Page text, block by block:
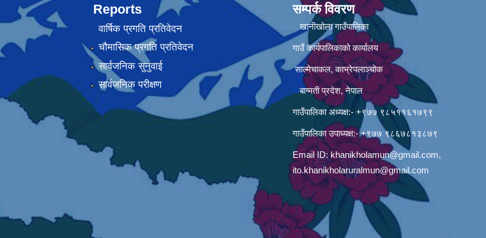
Reports
वार्षिक प्रगति प्रतिवेदन
चौमासिक प्रगति प्रतिवेदन
सार्वजनिक सुनुवाई
सार्वजनिक परीक्षण
सम्पर्क विवरण
खानीखोला गाउँपालिका
गाउँ कार्यपालिकाको कार्यालय
साल्मेचाकल, काभ्रेपलाञ्चोक
बाग्मती प्रदेश, नेपाल
गाउँपालिका अध्यक्ष:- +९७७ ९८५११६१७९९
गाउँपालिका उपाध्यक्ष:- +९७७ ९८६७८१३८७९
Email ID: khanikholamun@gmail.com,
ito.khanikholaruralmun@gmail.com